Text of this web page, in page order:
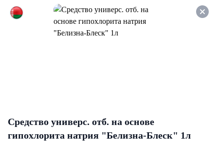
Оформляйте заказ НА
САМОВЫВОЗ и получайте
СКИДКУ 7%
Средство универс. отб. на основе
гипохлорита натрия "Белизна-Блеск" 1л